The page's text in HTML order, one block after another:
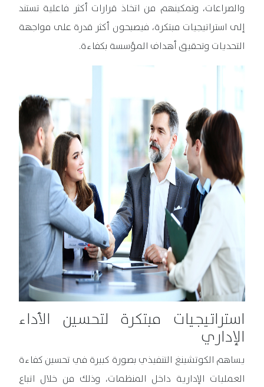
والصراعات، وتمكينهم من اتخاذ قرارات أكثر فاعلية تستند
إلى استراتيجيات مبتكرة، فيصبحون أكثر قدرة على مواجهة
التحديات وتحقيق أهداف المؤسسة بكفاءة.
استراتيجيات مبتكرة لتحسين الأداء
الإداري
يساهم الكوتشينغ التنفيذي بصورة كبيرة في تحسين كفاءة
العمليات الإدارية داخل المنظمات، وذلك من خلال اتباع